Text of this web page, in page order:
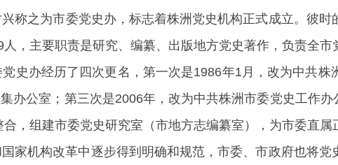
称之为市委党史办，标志着株洲党史机构正式成立。彼时
，主要职责是研究、编纂、出版地方党史著作，负责全市
史办经历了四次更名，第一次是1986年1月，改为中共株
办公室；第三次是2006年，改为中共株洲市委党史工作
，组建市委党史研究室（市地方志编纂室），为市委直属
家机构改革中逐步得到明确和规范，市委、市政府也将